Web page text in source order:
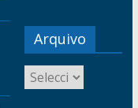
Arquivo